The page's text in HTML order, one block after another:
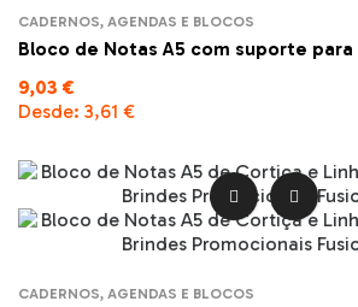
CADERNOS, AGENDAS E BLOCOS
Bloco de Notas A5 com suporte
9,03 €
Desde: 3,61 €
 
CADERNOS, AGENDAS E BLOCOS